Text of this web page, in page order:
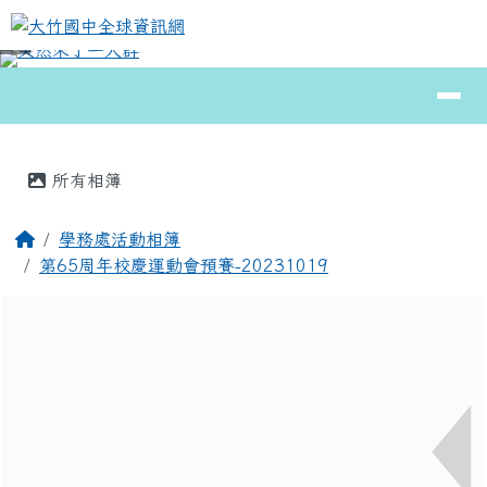
跳至主內容區
大竹國中全球資訊網
⏸
所有相簿
回首頁學務處活動相簿
第65周年校慶運動會預賽-20231019